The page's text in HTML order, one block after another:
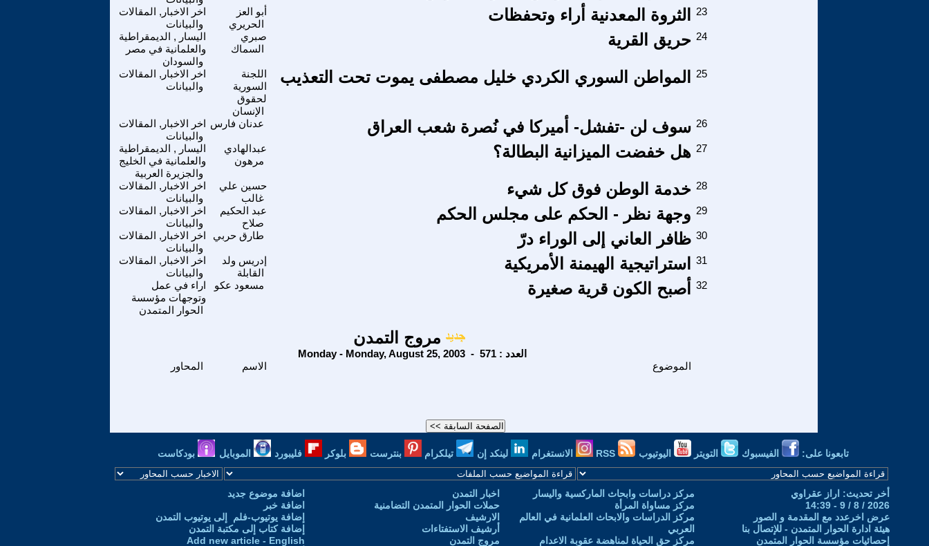
اخر الاخبار, المقالات
والبيانات
أبو العز
الحريري
الثروة المعدنية أراء وتحفظات 23
اليسار , الديمقراطية
والعلمانية في مصر
والسودان
صبري
السماك
حريق القرية 24
اخر الاخبار, المقالات
والبيانات
اللجنة
السورية
لحقوق
الإنسان
المواطن السوري الكردي خليل مصطفى يموت تحت التعذيب 25
اخر الاخبار, المقالات
والبيانات
عدنان فارس سوف لن -تفشل- أميركا في نُصرة شعب العراق 26
اليسار , الديمقراطية
والعلمانية في الخليج
والجزيرة العربية
عبدالهادي
مرهون
هل خفضت الميزانية البطالة؟ 27
اخر الاخبار, المقالات
والبيانات
حسين علي
غالب
خدمة الوطن فوق كل شيء 28
اخر الاخبار, المقالات
والبيانات
عبد الحكيم
صلاح
وجهة نظر - الحكم على مجلس الحكم 29
اخر الاخبار, المقالات
والبيانات
طارق حربي ظافر العاني إلى الوراء درّ 30
اخر الاخبار, المقالات
والبيانات
إدريس ولد
القابلة
استراتيجية الهيمنة الأمريكية 31
اراء في عمل
وتوجهات مؤسسة
الحوار المتمدن
مسعود عكو أصبح الكون قرية صغيرة 32
مروج التمدن
Monday - Monday, August 25, 2003 - العدد : 571
الاسم الموضوع
تابعونا على: الفيسبوك التويتر اليوتيوب الانستغرام لينكد إن تيلكرام بنترست بلوكر فليبورد الموبايل بودكاست
أخر تحديث: اراز عقراوي
2026 / 8 / 9 - 14:39
عرض اخرعدد مع المقدمة و الصور
هيئة ادارة الحوار المتمدن - للإتصال بنا
إحصائيات مؤسسة الحوار المتمدن
مركز دراسات وابحاث الماركسية واليسار
مركز مساواة المرأة
مركز الدراسات والابحاث العلمانية في العالم
العربي
مركز حق الحياة لمناهضة عقوبة الاعدام
اخبار التمدن
حملات الحوار المتمدن التضامنية
الارشيف
أرشيف الاستفتاءات
مروج التمدن
اضافة موضوع جديد
اضافة خبر
إضافة يوتيوب-فلم إلى يوتيوب التمدن
إضافة كتاب إلى مكتبة التمدن
Add new article - English